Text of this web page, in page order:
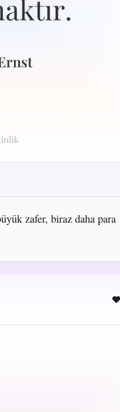
zafer, biraz daha para